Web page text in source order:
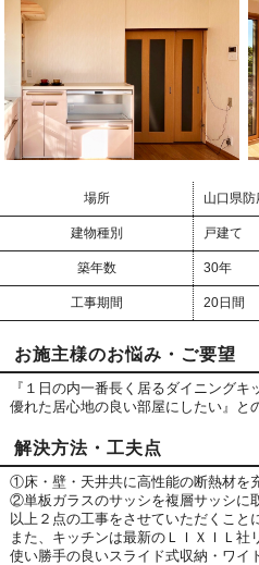
場所 山口県防
建物種別 戸建て
築年数 30年
工事期間 20日間
お施主様のお悩み・ご要望
『１日の内一番長く居るダイニング
優れた居心地の良い部屋にしたい』と
解決方法・工夫点
①床・壁・天井共に高性能の断熱材を
②単板ガラスのサッシを複層サッシに
以上２点の工事をさせていただくこと
また、キッチンは最新のＬＩＸＩＬ社
使い勝手の良いスライド式収納・ワイ